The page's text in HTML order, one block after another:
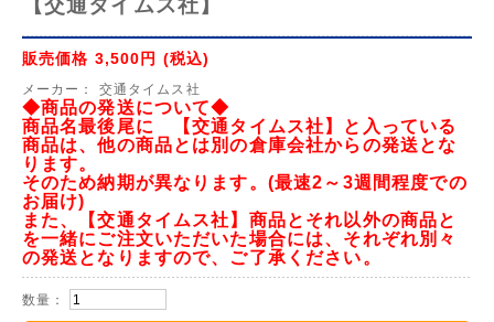
【交通タイムス社】
販売価格 3,500円 (税込)
メーカー： 交通タイムス社
◆商品の発送について◆
商品名最後尾に 【交通タイムス社】と入っている
商品は、他の商品とは別の倉庫会社からの発送とな
ります。
そのため納期が異なります。(最速2～3週間程度での
お届け)
また、【交通タイムス社】商品とそれ以外の商品と
を一緒にご注文いただいた場合には、それぞれ別々
の発送となりますので、ご了承ください。
数量：